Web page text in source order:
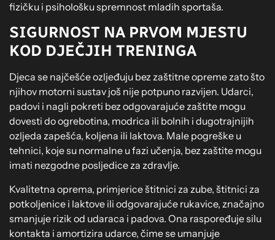
fizičku i psihološku spremnost mladih sportaša.
SIGURNOST NA PRVOM MJESTU
KOD DJEČJIH TRENINGA
Djeca se najčešće ozljeđuju bez zaštitne opreme zato što
njihov motorni sustav još nije potpuno razvijen. Udarci,
padovi i nagli pokreti bez odgovarajuće zaštite mogu
dovesti do ogrebotina, modrica ili bolnih i dugotrajnijih
ozljeda zapešća, koljena ili laktova. Male pogreške u
tehnici, koje su normalne u fazi učenja, bez zaštite mogu
imati nezgodne posljedice za zdravlje.
Kvalitetna oprema, primjerice štitnici za zube, štitnici za
potkoljenice i laktove ili odgovarajuće rukavice, značajno
smanjuje rizik od udaraca i padova. Ona raspoređuje silu
kontakta i amortizira udarce, čime se umanjuje